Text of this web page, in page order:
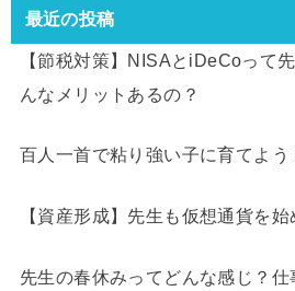
最近の投稿
【節税対策】NISAとiDeCoって
んなメリットあるの？
百人一首で粘り強い子に育てよう
【資産形成】先生も仮想通貨を始
先生の春休みってどんな感じ？